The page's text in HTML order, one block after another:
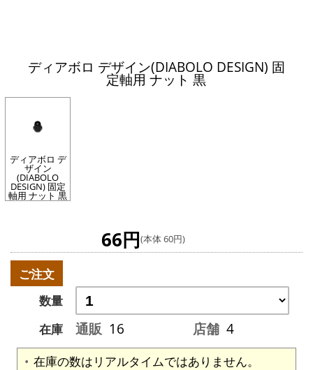
ディアボロ デザイン(DIABOLO DESIGN) 固
定軸用 ナット 黒
ディアボロ デ
ザイン
(DIABOLO
DESIGN) 固定
軸用 ナット 黒
66円(本体 60円)
ご注文
数量
在庫
通販 16 店舗 4
在庫の数はリアルタイムではありません。